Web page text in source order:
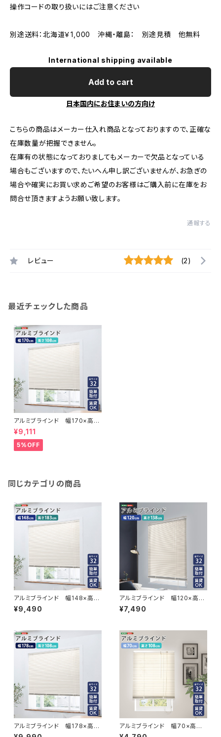
操作コードの取り扱いにはご注意ください
別途送料：北海道￥1,000 沖縄・離島： 別途見積 他無料
International shipping available
Add to cart
日本国内にお住まいの方向け
こちらの商品はメーカー仕入れ商品となっておりますので、正確な
在庫数量が把握できません。
在庫有の状態になっておりましてもメーカーで欠品となっている
場合もございますので、たいへん申し訳ございませんが、お急ぎの
場合や確実にお買い求めご希望のお客様はご購入前に在庫をお
問合せ頂きますようお願い致します。
通報する
レビュー (2)
最近チェックした商品
アルミブラインド 幅170×高さ
108cm SH-29-TAB170-10
8
¥9,111
5%OFF
同じカテゴリの商品
アルミブラインド 幅148×高さ
183cm SH-29-TAB148-18
3
¥9,490
アルミブラインド 幅120×高さ
138cm SH-29-TAB120-13
8
¥7,490
アルミブラインド 幅178×高さ
108cm SH-29-TAB178-10
アルミブラインド 幅70×高さ1
08cm SH-29-TAB70-108